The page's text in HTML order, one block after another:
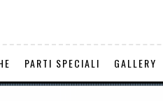
PARTI SPECIALI GALLERY